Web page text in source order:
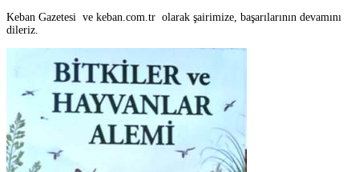
Keban Gazetesi ve keban.com.tr olarak şairimize, başarılarının devamını
dileriz.